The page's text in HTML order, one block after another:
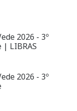
2026 - 3º
LIBRAS
2026 - 3º